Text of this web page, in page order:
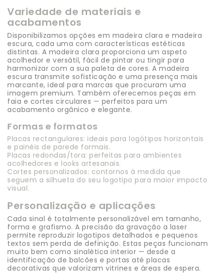
Variedade de materiais e
acabamentos
Disponibilizamos opções em madeira clara e madeira
escura, cada uma com características estéticas
distintas. A madeira clara proporciona um aspeto
acolhedor e versátil, fácil de pintar ou tingir para
harmonizar com a sua paleta de cores. A madeira
escura transmite sofisticação e uma presença mais
marcante, ideal para marcas que procuram uma
imagem premium. Também oferecemos peças em
faia e cortes circulares — perfeitos para um
acabamento orgânico e elegante.
Formas e formatos
Placas rectangulares: ideais para logótipos horizontais
e painéis de parede formais.
Placas redondas/tora: perfeitas para ambientes
acolhedores e looks artesanais.
Cortes personalizados: contornos à medida que
seguem a silhueta do seu logotipo para maior impacto
visual.
Personalização e aplicações
Cada sinal é totalmente personalizável em tamanho,
forma e grafismo. A precisão da gravação a laser
permite reproduzir logotipos detalhados e pequenos
textos sem perda de definição. Estas peças funcionam
muito bem como sinalética interior — desde a
identificação de balcões e portas até placas
decorativas que valorizam vitrines e áreas de espera.